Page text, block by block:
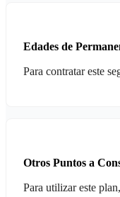
Edades de
Para contratar este
Otros Puntos a
Para utilizar este